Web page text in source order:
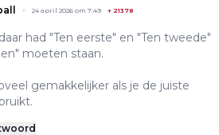
24 april 2026 om 7:49 + 21378
had "Ten eerste" en "Ten tweede"
moeten staan.
gemakkelijker als je de juiste